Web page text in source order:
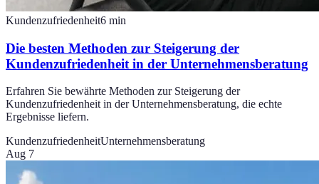
Kundenzufriedenheit6 min
Die besten Methoden zur Steigerung der
Kundenzufriedenheit in der Unternehmensberatung
Erfahren Sie bewährte Methoden zur Steigerung der
Kundenzufriedenheit in der Unternehmensberatung, die echte
Ergebnisse liefern.
KundenzufriedenheitUnternehmensberatung
Aug 7